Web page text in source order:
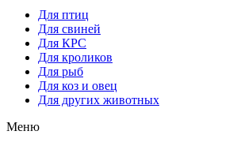
Для птиц
Для свиней
Для КРС
Для кроликов
Для рыб
Для коз и овец
Для других животных
Меню